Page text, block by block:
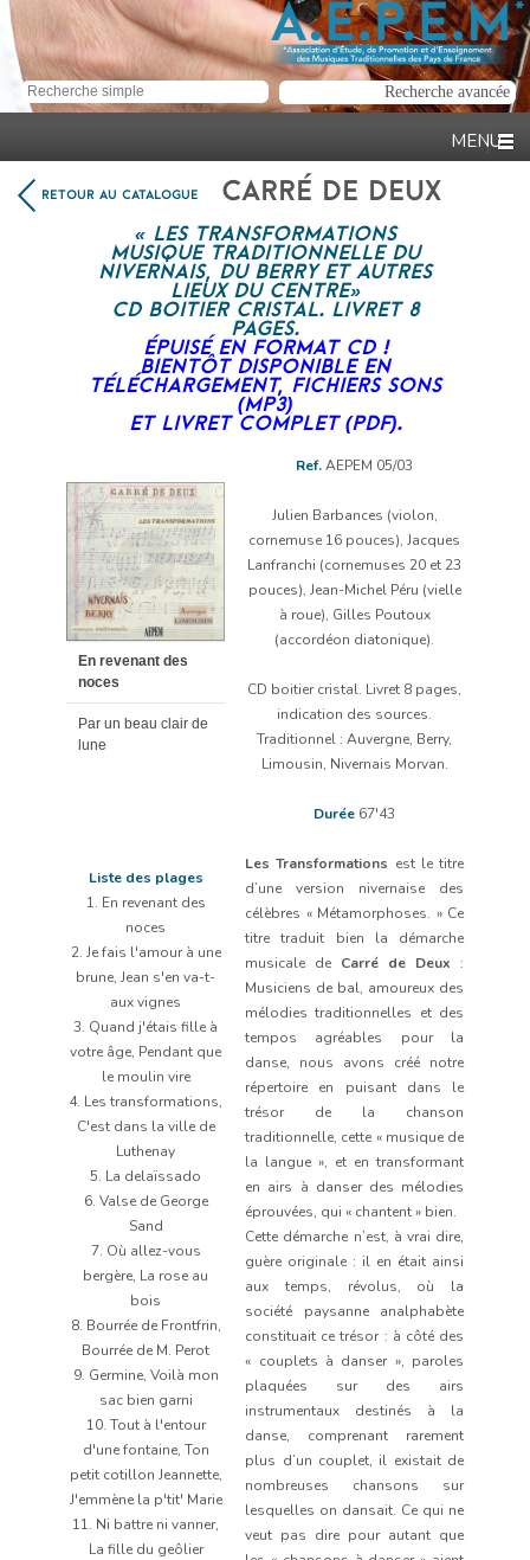
RETOUR AU CATALOGUE CARRÉ DE DEUX
« LES TRANSFORMATIONS
MUSIQUE TRADITIONNELLE DU
NIVERNAIS, DU BERRY ET AUTRES
LIEUX DU CENTRE »
CD BOITIER CRISTAL. LIVRET 8
PAGES.
ÉPUISÉ EN FORMAT CD !
BIENTÔT DISPONIBLE EN
TÉLÉCHARGEMENT, FICHIERS SONS
(MP3)
ET LIVRET COMPLET (PDF).
Lecteur
audio
0:00 / 1:18
En revenant des
noces
Par un beau clair de
lune
Liste des plages
1. En revenant des
noces
2. Je fais l'amour à une
brune, Jean s'en va-t-
aux vignes
3. Quand j'étais fille à
votre âge, Pendant que
le moulin vire
4. Les transformations,
C'est dans la ville de
Luthenay
5. La delaïssado
6. Valse de George
Sand
7. Où allez-vous
bergère, La rose au
bois
8. Bourrée de Frontfrin,
Bourrée de M. Perot
9. Germine, Voilà mon
sac bien garni
10. Tout à l'entour
d'une fontaine, Ton
petit cotillon Jeannette,
J'emmène la p'tit' Marie
11. Ni battre ni vanner,
La fille du geôlier
Ref.AEPEM 05/03
Julien Barbances (violon,
cornemuse 16 pouces), Jacques
Lanfranchi (cornemuses 20 et 23
pouces), Jean-Michel Péru (vielle
à roue), Gilles Poutoux
(accordéon diatonique).
CD boitier cristal. Livret 8 pages,
indication des sources.
Traditionnel : Auvergne, Berry,
Limousin, Nivernais Morvan.
Durée 67'43
Les Transformations est le titre
d’une version nivernaise des
célèbres « Métamorphoses. » Ce
titre traduit bien la démarche
musicale de Carré de Deux :
Musiciens de bal, amoureux des
mélodies traditionnelles et des
tempos agréables pour la
danse, nous avons créé notre
répertoire en puisant dans le
trésor de la chanson
traditionnelle, cette « musique de
la langue », et en transformant
en airs à danser des mélodies
éprouvées, qui « chantent » bien.
Cette démarche n’est, à vrai dire,
guère originale : il en était ainsi
aux temps, révolus, où la
société paysanne analphabète
constituait ce trésor : à côté des
« couplets à danser », paroles
plaquées sur des airs
instrumentaux destinés à la
danse, comprenant rarement
plus d’un couplet, il existait de
nombreuses chansons sur
lesquelles on dansait. Ce qui ne
veut pas dire pour autant que